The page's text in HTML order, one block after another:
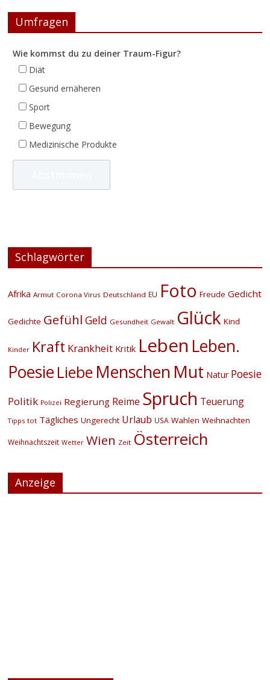
Umfragen
Wie kommst du zu deiner Traum-Figur?
Diät
Gesund ernäheren
Sport
Bewegung
Medizinische Produkte
Schlagwörter
Afrika Armut Corona Virus Deutschland EU Foto Freude Gedicht
Gedichte Gefühl Geld Gesundheit Gewalt Glück Kind
Kinder Kraft Krankheit Kritik Leben Leben.
Poesie Liebe Menschen Mut Natur Poesie
Politik Polizei Regierung Reime Spruch Teuerung
Tipps tot Tägliches Ungerecht Urlaub USA Wahlen Weihnachten
Weihnachtszeit Wetter Wien Zeit Österreich
Anzeige